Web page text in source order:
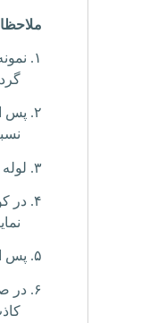
۱.
۲. پس
۳.
۴. در
۵. پس
۶. در